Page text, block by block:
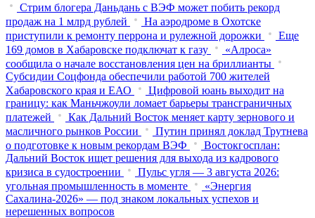
Стрим блогера Даньдань с ВЭФ может побить рекорд
продаж на 1 млрд рублей
На аэродроме в Охотске
приступили к ремонту перрона и рулежной дорожки
Еще
169 домов в Хабаровске подключат к газу
«Алроса»
сообщила о начале восстановления цен на бриллианты
Субсидии Соцфонда обеспечили работой 700 жителей
Хабаровского края и ЕАО
Цифровой юань выходит на
границу: как Маньчжоули ломает барьеры трансграничных
платежей
Как Дальний Восток меняет карту зернового и
масличного рынков России
Путин принял доклад Трутнева
о подготовке к новым рекордам ВЭФ
Востокгосплан:
Дальний Восток ищет решения для выхода из кадрового
кризиса в судостроении
Пульс угля — 3 августа 2026:
угольная промышленность в моменте
«Энергия
Сахалина-2026» — под знаком локальных успехов и
нерешенных вопросов